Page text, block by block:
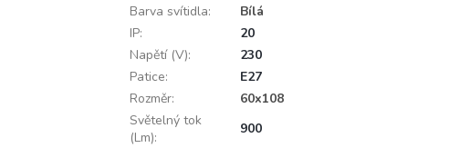
Barva svítidla:
Bílá
IP:
20
Napětí (V):
230
Patice:
E27
Rozměr:
60x108
Světelný tok
(Lm):
900